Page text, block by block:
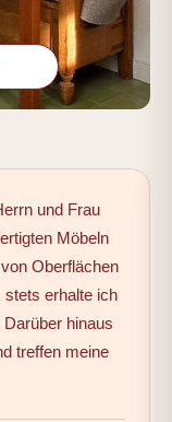
und Frau
Möbeln
Oberflächen
stets erhalte ich
hinaus
treffen meine